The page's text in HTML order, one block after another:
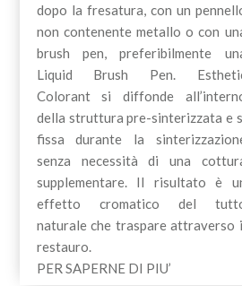
dopo la fresatura, con un
non contenente metallo o con
brush pen, preferibilmente
Liquid Brush Pen.
Colorant si diffonde
della struttura pre-sinterizzata e
fissa durante la
senza necessità di una
supplementare. Il risultato è
effetto cromatico del
naturale che traspare attraverso
restauro.
PER SAPERNE DI PIU’